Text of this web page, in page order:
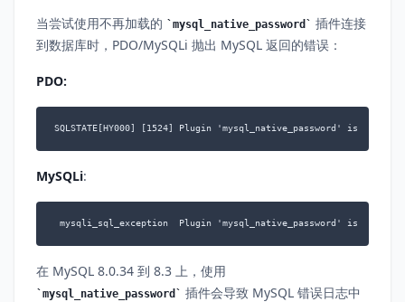
当尝试使用不再加载的 mysql_native_password
插件连接
到数据库时，PDO/MySQLi 抛出 MySQL 返回的错误：
PDO:
SQLSTATE[HY000] [1524] Plugin 'mysql_native_password' is not
MySQLi:
mysqli_sql_exception  Plugin 'mysql_native_password' is not
在 MySQL 8.0.34 到 8.3 上，使用
mysql_native_password
插件会导致 MySQL 错误日志中